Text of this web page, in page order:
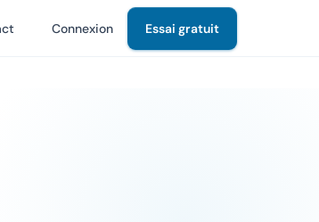
Connexion Essai gratuit